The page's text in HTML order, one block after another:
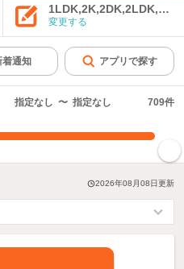
変更する
着通知 アプリで探す
指定なし 〜 指定なし 709件
2026年08月08日更新